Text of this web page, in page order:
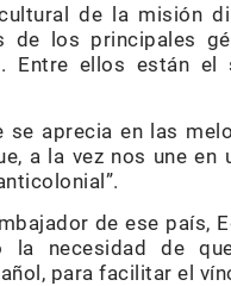
de la misión
de los principales
Entre ellos están
aprecia en las
a la vez nos une
de ese país,
la necesidad de
para facilitar el